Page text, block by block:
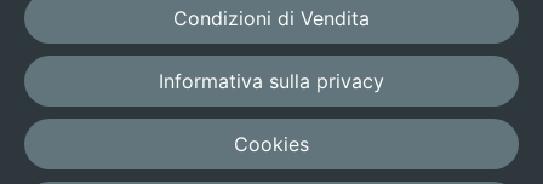
Condizioni di Vendita
Informativa sulla privacy
Cookies